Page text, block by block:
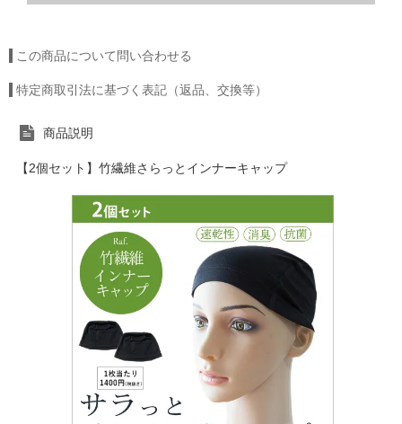
この商品について問い合わせる
特定商取引法に基づく表記（返品、交換等）
商品説明
【2個セット】竹繊維さらっとインナーキャップ